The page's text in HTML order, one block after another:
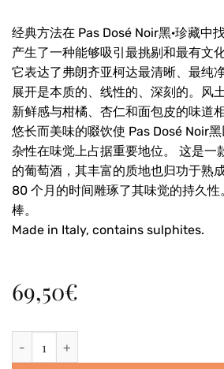
经典方法在 Pas Dosé Noir黑·珍藏中
产生了一种能够吸引最挑剔和最有文
它表达了弗朗齐亚柯达最清晰、最纯
展开是本质的、线性的、深刻的。风
新鲜感与柑橘、杏仁和面包皮的味道相
悠长而美味的啜饮使 Pas Dosé Noir
杂性在味觉上占据重要地位。 这是一
的葡萄酒，其丰富的质地也归功于熟
80 个月的时间雕琢了其味觉的持久性
棒。
Made in Italy, contains sulphites.
69,50€